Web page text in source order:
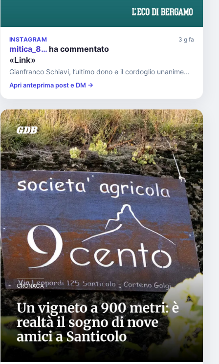
INSTAGRAM 3 g fa
mitica_8… ha commentato
«Link»
Gianfranco Schiavi, l’ultimo dono e il cordoglio unanime...
Apri anteprima post e DM →